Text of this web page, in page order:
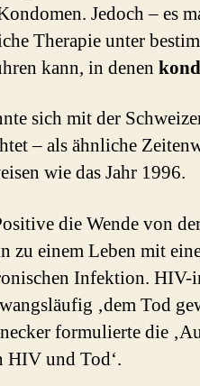
Jedoch – es
Therapie unter
kann, in denen
sich mit der
– als ähnliche
wie das Jahr 1996.
die Wende von
zu einem Leben mit
Infektion. HIV-
‚dem Tod
formulierte die
HIV und Tod‘.